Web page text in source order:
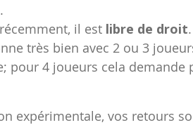
il est libre de droit
très bien avec 2 ou 3
pour 4 joueurs cela demande
expérimentale, vos retours